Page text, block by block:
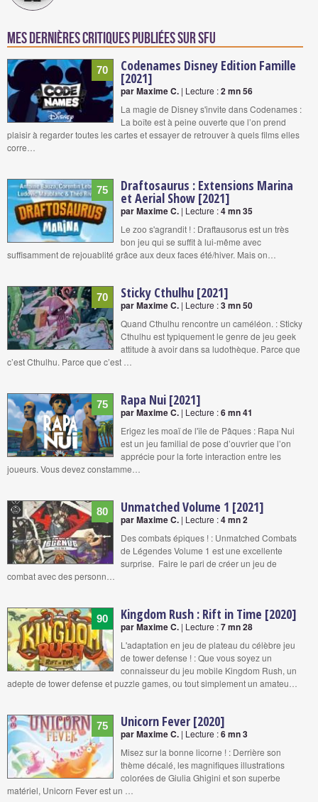
Mes dernières critiques publiées sur SFU
70 Codenames Disney Edition Famille
[2021]
par Maxime C. | Lecture :2 mn 56
La magie de Disney s'invite dans Codenames :
La boîte est à peine ouverte que l’on prend
plaisir à regarder toutes les cartes et essayer de retrouver à quels films elles
corre…
75 Draftosaurus : Extensions Marina
et Aerial Show [2021]
par Maxime C. | Lecture :4 mn 35
Le zoo s'agrandit ! : Draftausorus est un très
bon jeu qui se suffit à lui-même avec
suffisamment de rejouablité grâce aux deux faces été/hiver. Mais on…
70 Sticky Cthulhu [2021]
par Maxime C. | Lecture :3 mn 50
Quand Cthulhu rencontre un caméléon. : Sticky
Cthulhu est typiquement le genre de jeu geek
attitude à avoir dans sa ludothèque. Parce que
c’est Cthulhu. Parce que c’est …
75 Rapa Nui [2021]
par Maxime C. | Lecture :6 mn 41
Erigez les moaï de l'île de Pâques : Rapa Nui
est un jeu familial de pose d’ouvrier que l’on
apprécie pour la forte interaction entre les
joueurs. Vous devez constamme…
80 Unmatched Volume 1 [2021]
par Maxime C. | Lecture :4 mn 2
Des combats épiques ! : Unmatched Combats
de Légendes Volume 1 est une excellente
surprise. Faire le pari de créer un jeu de
combat avec des personn…
90 Kingdom Rush : Rift in Time [2020]
par Maxime C. | Lecture :7 mn 28
L'adaptation en jeu de plateau du célèbre jeu
de tower defense ! : Que vous soyez un
connaisseur du jeu mobile Kingdom Rush, un
adepte de tower defense et puzzle games, ou tout simplement un amateu…
75 Unicorn Fever [2020]
par Maxime C. | Lecture :6 mn 3
Misez sur la bonne licorne ! : Derrière son
thème décalé, les magnifiques illustrations
colorées de Giulia Ghigini et son superbe
matériel, Unicorn Fever est un …